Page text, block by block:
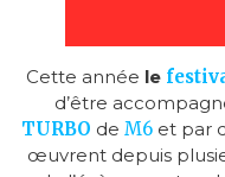
Cette année le
d’être
TURBO de M6et par
œuvrent depuis